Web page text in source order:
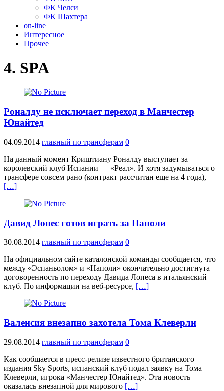
ФК Челси
ФК Шахтера
on-line
Интересное
Прочее
4. SPA
Роналду не исключает переход в Манчестер
Юнайтед
04.09.2014 главный по трансферам 0
На данный момент Криштиану Роналду выступает за
королевский клуб Испании — «Реал». И хотя задумываться о
трансфере совсем рано (контракт рассчитан еще на 4 года),
[…]
Давид Лопес готов играть за Наполи
30.08.2014 главный по трансферам 0
На официальном сайте каталонской команды сообщается, что
между «Эспаньолом» и «Наполи» окончательно достигнута
договоренность по переходу Давида Лопеса в итальянский
клуб. По информации на веб-ресурсе, […]
Валенсия внезапно захотела Тома Клеверли
29.08.2014 главный по трансферам 0
Как сообщается в пресс-релизе известного британского
издания Sky Sports, испанский клуб подал заявку на Тома
Клеверли, игрока «Манчестер Юнайтед». Эта новость
оказалась внезапной для мирового […]